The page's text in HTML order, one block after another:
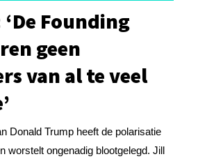
Founding
geen
van al te veel
Donald Trump heeft de polarisatie
worstelt ongenadig blootgelegd. Jill